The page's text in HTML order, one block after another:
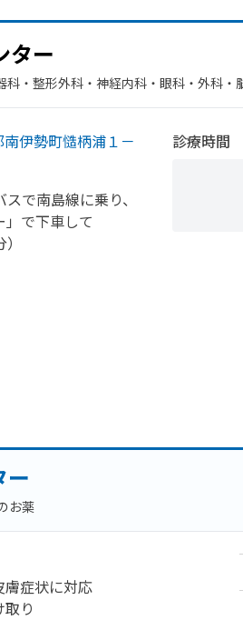
ター
科・​整形外科・​神経内科・​眼科・​外科・​
伊勢町慥柄浦１－
スで南島線に乗り、
」で下車して
診療時間
ー
お薬
症状に対応
り